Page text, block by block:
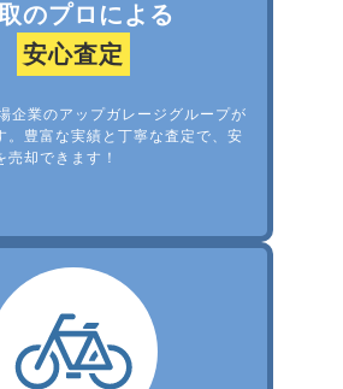
のプロによる
安心査定
企業のアップガレージグループが
。豊富な実績と丁寧な査定で、安
売却できます！